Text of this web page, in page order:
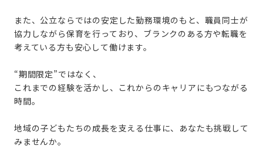
また、公立ならではの安定した勤務環境のもと、職員同士が
協力しながら保育を行っており、ブランクのある方や転職を
考えている方も安心して働けます。
“期間限定”ではなく、
これまでの経験を活かし、これからのキャリアにもつながる
時間。
地域の子どもたちの成長を支える仕事に、あなたも挑戦して
みませんか。